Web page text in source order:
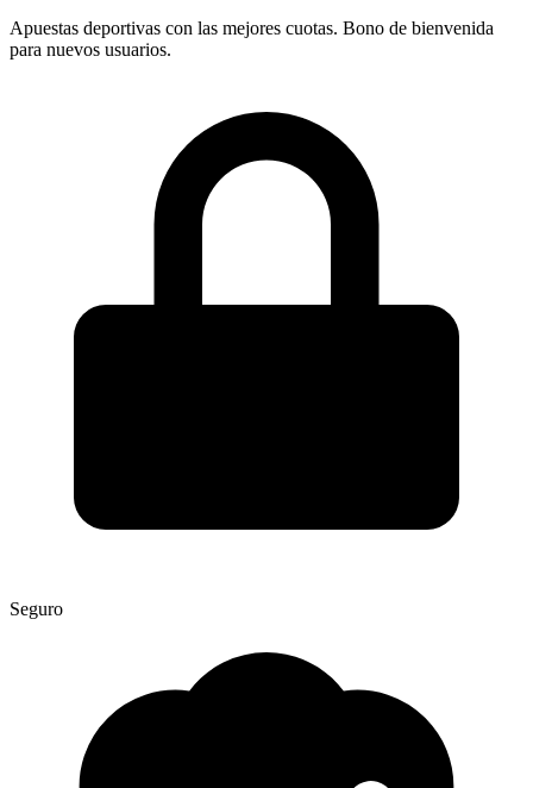
Apuestas deportivas con las mejores cuotas. Bono de bienvenida
para nuevos usuarios.
Seguro